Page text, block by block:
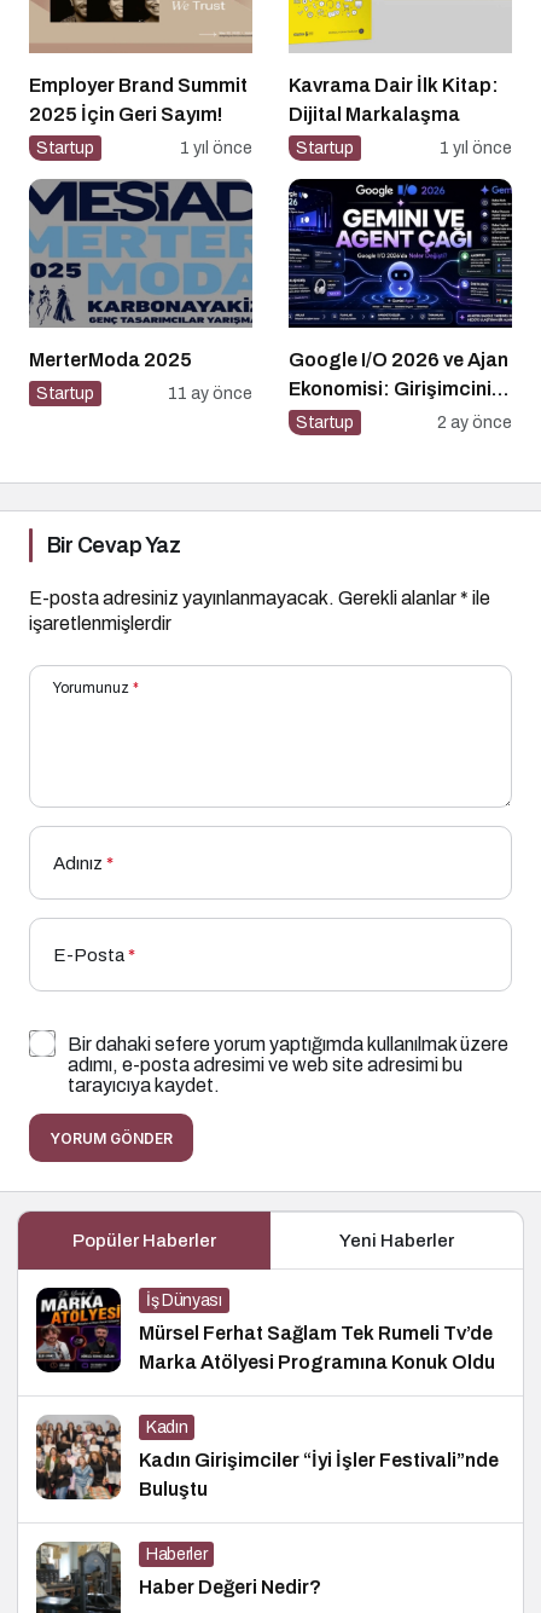
Employer Brand Summit
2025 İçin Geri Sayım!
Startup 1 yıl önce
Kavrama Dair İlk Kitap:
Dijital Markalaşma
Startup 1 yıl önce
MerterModa 2025
Startup 11 ay önce
Google I/O 2026 ve Ajan
Ekonomisi: Girişimcinin
Yeni Rakibi Arama
Startup 2 ay önce
Bir Cevap Yaz
E-posta adresiniz yayınlanmayacak. Gerekli alanlar* ile
işaretlenmişlerdir
Yorumunuz *
Adınız *
E-Posta*
Bir dahaki sefere yorum yaptığımda kullanılmak üzere
adımı, e-posta adresimi ve web site adresimi bu
tarayıcıya kaydet.
YORUM GÖNDER
Popüler Haberler Yeni Haberler
İş Dünyası
Mürsel Ferhat Sağlam Tek Rumeli Tv’de
Marka Atölyesi Programına Konuk Oldu
Kadın
Kadın Girişimciler “İyi İşler Festivali”nde
Buluştu
Haberler
Haber Değeri Nedir?